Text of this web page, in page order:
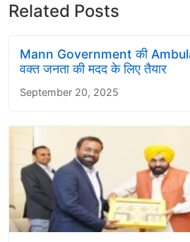
Related Posts
Mann Government की
वक्त जनता की मदद के लिए तैयार
September 20, 2025